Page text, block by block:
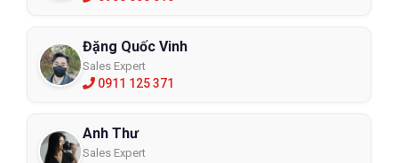
Đặng Quốc Vinh
Sales Expert
0911 125 371
Anh Thư
Sales Expert